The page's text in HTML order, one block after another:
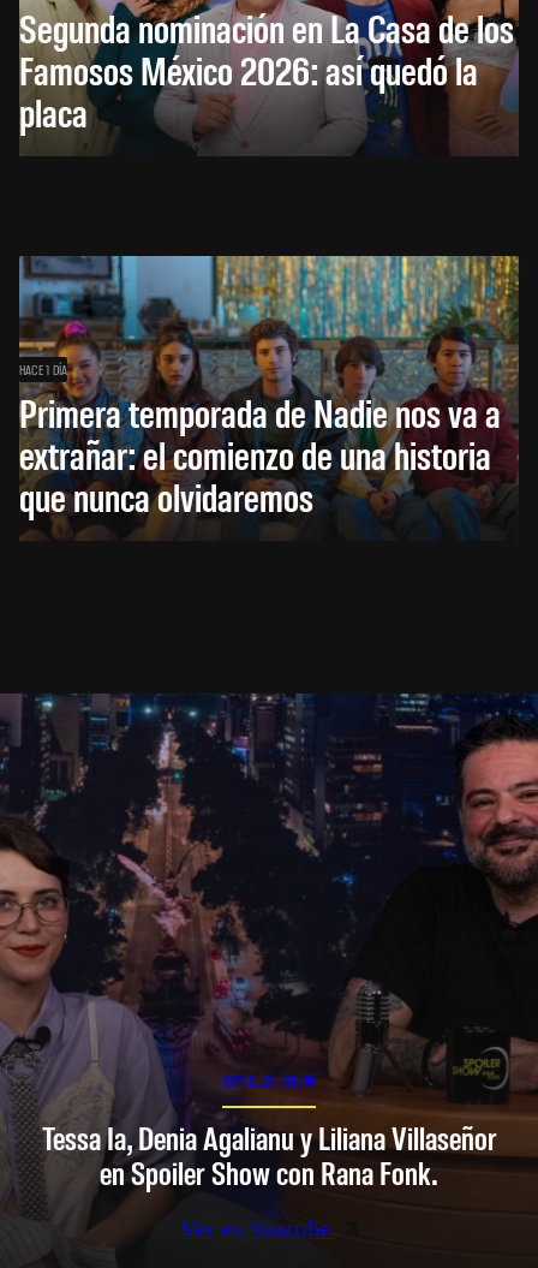
Segunda nominación en La Casa de los
Famosos México 2026: así quedó la
placa
HACE 1 DÍA
Primera temporada de Nadie nos va a
extrañar: el comienzo de una historia
que nunca olvidaremos
SPOILER SHOW
Tessa Ia, Denia Agalianu y Liliana Villaseñor
en Spoiler Show con Rana Fonk.
Ver en Youtube